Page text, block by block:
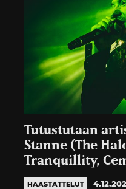
Tutustutaan
Stanne (The
Tranquillity,
HAASTATTELUT